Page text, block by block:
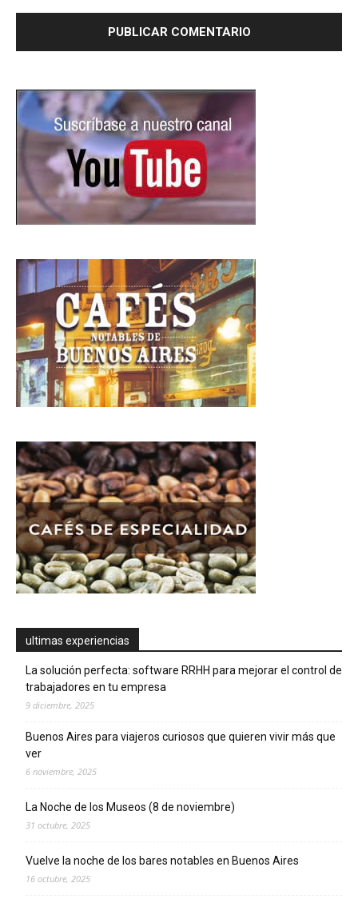
ultimas experiencias
La solución perfecta: software RRHH para mejorar el control de
trabajadores en tu empresa
9 diciembre, 2025
Buenos Aires para viajeros curiosos que quieren vivir más que
ver
6 noviembre, 2025
La Noche de los Museos (8 de noviembre)
31 octubre, 2025
Vuelve la noche de los bares notables en Buenos Aires
16 octubre, 2025